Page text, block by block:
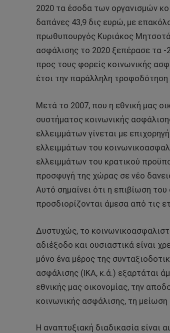
2020 τα έσοδα των οργανισμών
δαπάνες 43,9 δις ευρώ, με
πρωθυπουργός Κυριάκος
ασφάλισης το 2020 ξεπέρασε τα -
προς τους φορείς κοινωνικής
έτσι την παράλληλη
Μετά το 2007, που η εθνική μας
συστήματος κοινωνικής
ελλειμμάτων γίνεται με
ελλειμμάτων του
ελλειμμάτων του κρατικού
προσφυγή της χώρας σε νέο
Αυτό σημαίνει ότι η επιβίωση
προσδιορίζονται άμεσα από τις
Δυστυχώς, το
αδιέξοδο και ουσιαστικά είναι
μόνο ένα μέρος της
ασφάλισης (ΙΚΑ, κ.ά.) εξαρτάται
εθνικής μας οικονομίας, την
κοινωνικής ασφάλισης, τη μείωση
Η αναπτυξιακή διαδικασία είναι